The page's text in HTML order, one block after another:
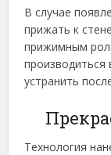
В случае
прижать к
прижимным
устранить
Технология